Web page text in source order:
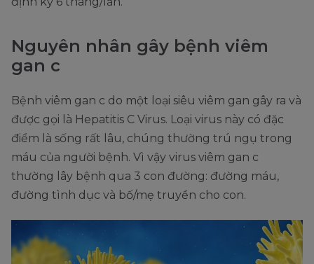
Nguyên nhân gây bệnh viêm
gan c
Bệnh viêm gan c do một loại siêu viêm gan gây ra và
được gọi là Hepatitis C Virus. Loại virus này có đặc
điểm là sống rất lâu, chúng thường trú ngụ trong
máu của người bệnh. Vì vậy virus viêm gan c
thường lây bệnh qua 3 con đường: đường máu,
đường tình dục và bố/mẹ truyền cho con.